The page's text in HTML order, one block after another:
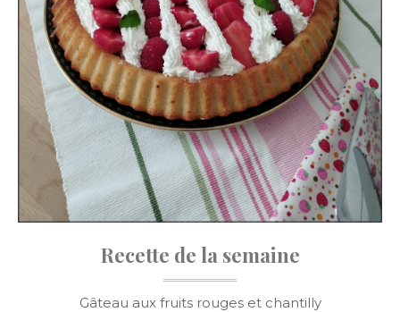
Recette de la semaine
Gâteau aux fruits rouges et chantilly